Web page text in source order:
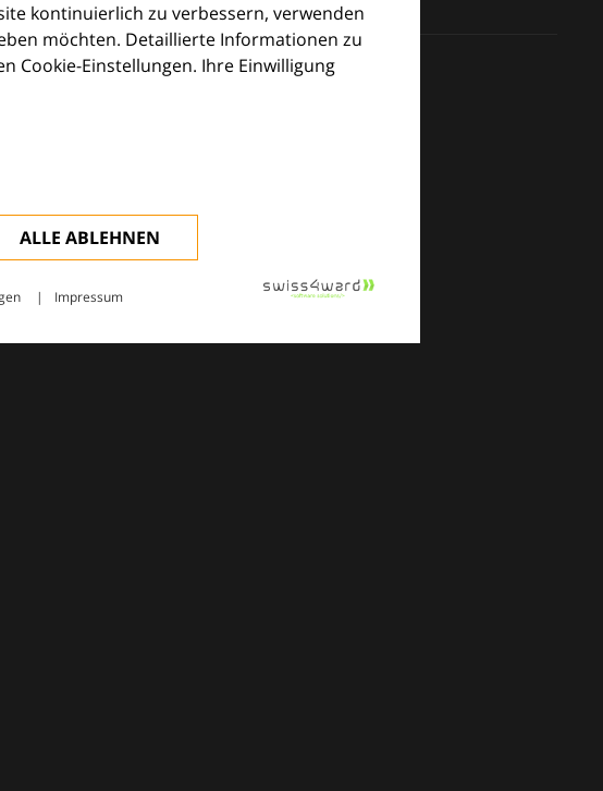
kontinuierlich zu verbessern, verwenden
möchten. Detaillierte Informationen zu
Cookie-Einstellungen. Ihre Einwilligung
ALLE ABLEHNEN
Impressum
für den klinischen Alltag.